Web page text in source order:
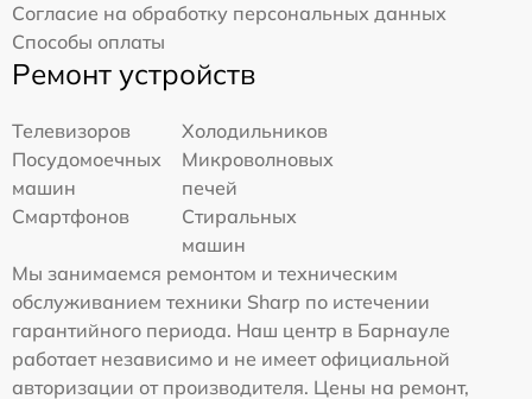
Согласие на обработку персональных данных
Способы оплаты
Ремонт устройств
Телевизоров
Холодильников
Посудомоечных
машин
Микроволновых
печей
Смартфонов
Стиральных
машин
Мы занимаемся ремонтом и техническим
обслуживанием техники Sharp по истечении
гарантийного периода. Наш центр в Барнауле
работает независимо и не имеет официальной
авторизации от производителя. Цены на ремонт,